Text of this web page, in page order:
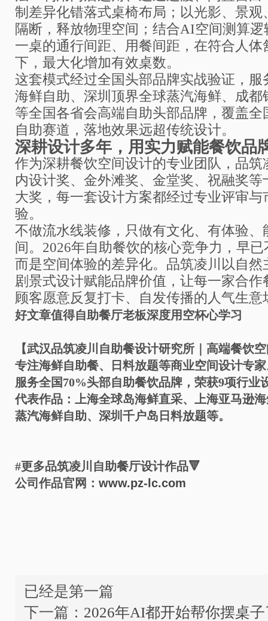
制差异化错落式桌椅布局；以光影、景观
隔断，释放物理空间；结合AI空间测算
一桌的通行间距、用餐间距，在符合人体
下，最大化增加有效桌数。
这套模式经过全国头部品牌实战验证，服
海鲜自助、深圳顶界全球蒸汽海鲜、成都
等全国各省会高端自助头部品牌，覆盖全
自助赛道，落地效果远超传统设计。
深耕设计多年，用实力赋能餐饮品
作为深耕餐饮空间设计的专业团队，品筑
内设计奖、金外滩奖、金堂奖、祝融奖等
大奖，每一套设计方案都经过专业评审与
验。
不做流水线装修，只做有文化、有体验、
间。2026年自助餐饮的核心竞争力，早
而是空间体验的差异化。品筑凌川以自然
剧景式设计赋能品牌价值，让每一家合作
顾客愿意反复打卡、自发传播的人气生意
好文章值得自助餐厅老板深度用空杯心学习
【武汉品筑凌川自助餐设计研究所｜高端餐饮
专注海鲜自助餐、日料放题等商业空间设计专
服务全国70%头部自助餐饮品牌，荣获9项行业
代表作品：上海全球岛海鲜直采、上海亚马逊
蒸汽海鲜自助、深圳千户岛日料放题等。
#更多品筑凌川自助餐厅设计作品🔻
公司作品官网： www.pz-lc.com
已经是第一篇
下一篇： 2026年AI都开始帮你摆桌